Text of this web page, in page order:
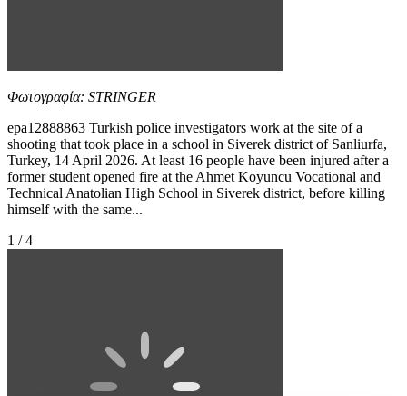
Φωτογραφία: STRINGER
epa12888863 Turkish police investigators work at the site of a
shooting that took place in a school in Siverek district of Sanliurfa,
Turkey, 14 April 2026. At least 16 people have been injured after a
former student opened fire at the Ahmet Koyuncu Vocational and
Technical Anatolian High School in Siverek district, before killing
himself with the same...
1 / 4